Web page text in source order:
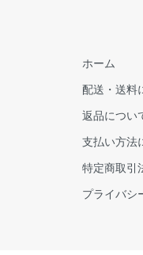
ホーム
配送・送料
返品につい
支払い方法
特定商取引
プライバシ